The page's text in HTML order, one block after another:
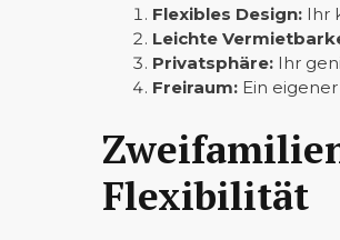
Flexibles Design: Ihr
Leichte
Privatsphäre: Ihr
Freiraum: Ein
Flexibilität